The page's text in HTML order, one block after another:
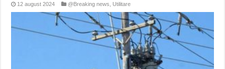
12 august 2024 @Breaking news Utilitare